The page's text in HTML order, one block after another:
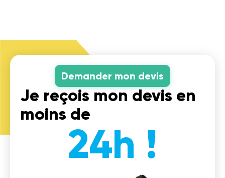
Demander mon devis
24h !
Je reçois mon devis en
moins de